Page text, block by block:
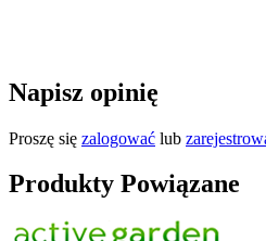
Napisz opinię
Proszę się zalogować lub
Produkty Powiązane